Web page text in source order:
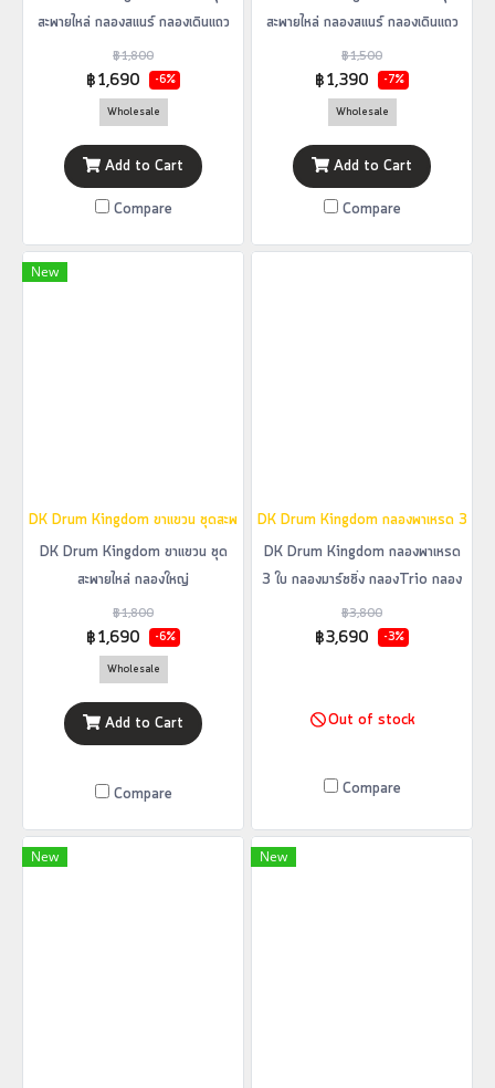
สะพายไหล่ กลองสแนร์ กลองเดินแถว
รุ่น MS1
฿1,800
฿1,690 -6%
Wholesale
Add to Cart
Compare
สะพายไหล่ กลองสแนร์ กลองเดินแถว
รุ่น MS2
฿1,500
฿1,390 -7%
Wholesale
Add to Cart
Compare
New
DK Drum Kingdom ขาแขวน ชุดสะพายไหล่ กลองใหญ่ กลองBassDrum กลองเดิน
DK Drum Kingdom ขาแขวน ชุด
สะพายไหล่ กลองใหญ่
กลองBassDrum กลองเดินแถว รุ่น
MB1
฿1,800
฿1,690 -6%
Wholesale
Add to Cart
Compare
DK Drum Kingdom กลองพาเหรด 3 ใบ
DK Drum Kingdom กลองพาเหรด
3 ใบ กลองมาร์ชชิ่ง กลองTrio กลอง
ทรีโอ
฿3,800
฿3,690 -3%
Out of stock
Compare
New New